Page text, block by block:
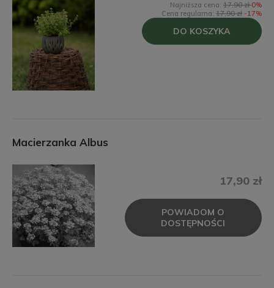
Najniższa cena: 17,90 zł0%
Cena regularna: 17,90 zł -17%
DO KOSZYKA
Macierzanka Albus
17,90 zł
POWIADOM O
DOSTĘPNOŚCI